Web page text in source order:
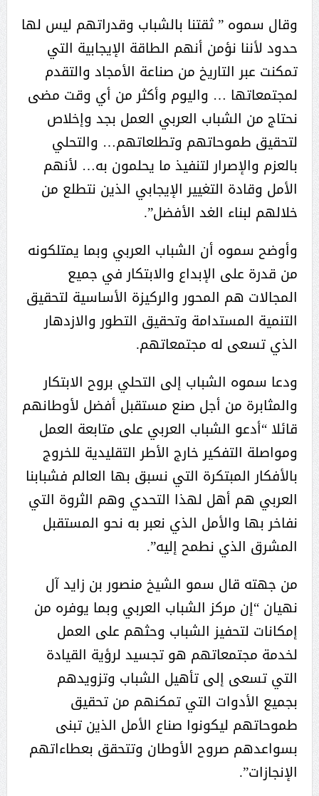
وقال سموه ” ثقتنا بالشباب وقدراتهم ليس لها
حدود لأننا نؤمن أنهم الطاقة الإيجابية التي
تمكنت عبر التاريخ من صناعة الأمجاد والتقدم
لمجتمعاتها … واليوم وأكثر من أي وقت مضى
نحتاج من الشباب العربي العمل بجد وإخلاص
لتحقيق طموحاتهم وتطلعاتهم… والتحلي
بالعزم والإصرار لتنفيذ ما يحلمون به… لأنهم
الأمل وقادة التغيير الإيجابي الذين نتطلع من
خلالهم لبناء الغد الأفضل”.
وأوضح سموه أن الشباب العربي وبما يمتلكونه
من قدرة على الإبداع والابتكار في جميع
المجالات هم المحور والركيزة الأساسية لتحقيق
التنمية المستدامة وتحقيق التطور والازدهار
الذي تسعى له مجتمعاتهم.
ودعا سموه الشباب إلى التحلي بروح الابتكار
والمثابرة من أجل صنع مستقبل أفضل لأوطانهم
قائلا “أدعو الشباب العربي على متابعة العمل
ومواصلة التفكير خارج الأطر التقليدية للخروج
بالأفكار المبتكرة التي نسبق بها العالم فشبابنا
العربي هم أهل لهذا التحدي وهم الثروة التي
نفاخر بها والأمل الذي نعبر به نحو المستقبل
المشرق الذي نطمح إليه”.
من جهته قال سمو الشيخ منصور بن زايد آل
نهيان “إن مركز الشباب العربي وبما يوفره من
إمكانات لتحفيز الشباب وحثهم على العمل
لخدمة مجتمعاتهم هو تجسيد لرؤية القيادة
التي تسعى إلى تأهيل الشباب وتزويدهم
بجميع الأدوات التي تمكنهم من تحقيق
طموحاتهم ليكونوا صناع الأمل الذين تبنى
بسواعدهم صروح الأوطان وتتحقق بعطاءاتهم
الإنجازات”.